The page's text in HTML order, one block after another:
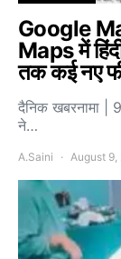
Google
Maps में
तक कई नए
दैनिक खबरनामा |
ने…
A.Saini August 9,